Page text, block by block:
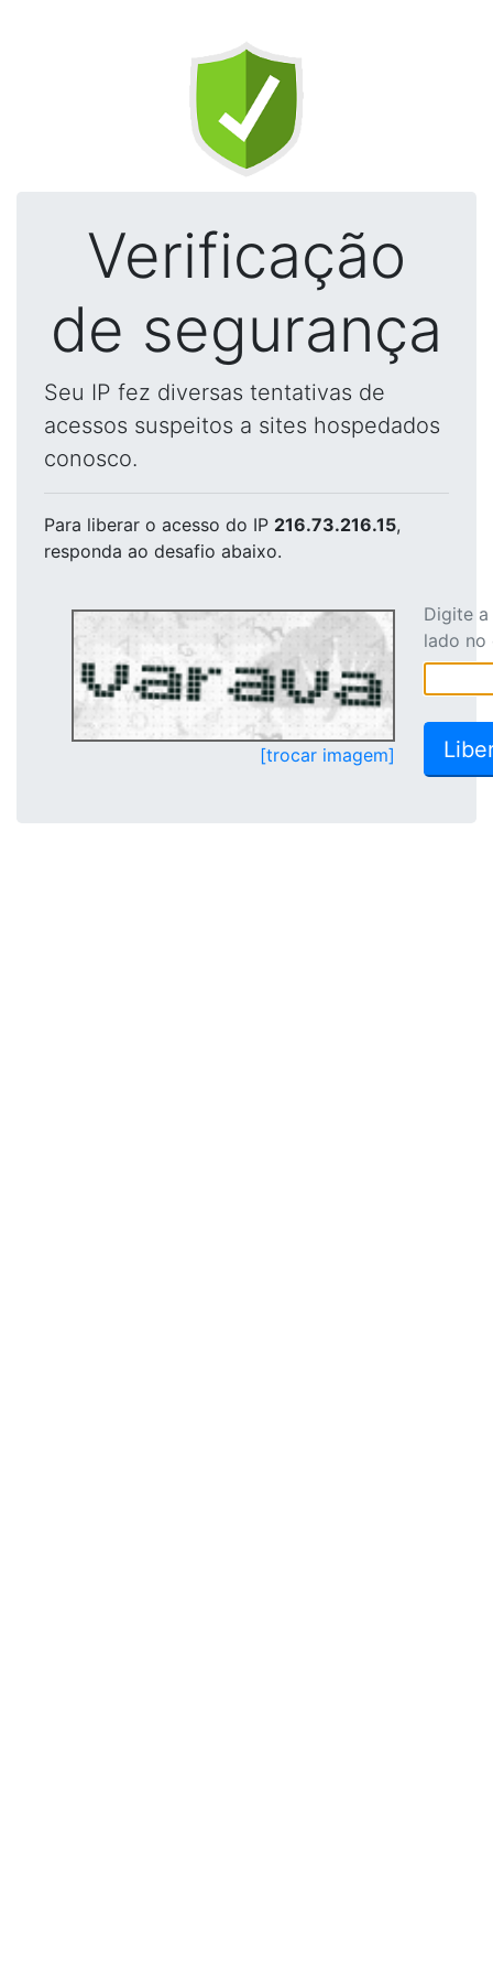
Verificação
de segurança
Seu IP fez diversas tentativas de
acessos suspeitos a sites hospedados
conosco.
Para liberar o acesso do IP 216.73.216.15,
responda ao desafio abaixo.
[trocar imagem]
Digite
lado no